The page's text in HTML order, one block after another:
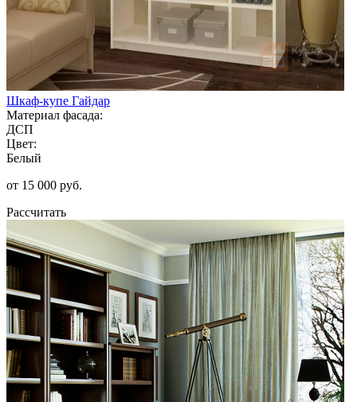
Шкаф-купе Гайдар
Материал фасада:
ДСП
Цвет:
Белый
от 15 000 руб.
Рассчитать